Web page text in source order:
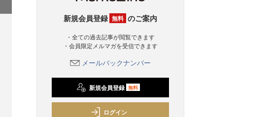
新規会員登録 無料 のご案内
・全ての過去記事が閲覧できます
・会員限定メルマガを受信できます
メールバックナンバー
新規会員登録 無料
ログイン